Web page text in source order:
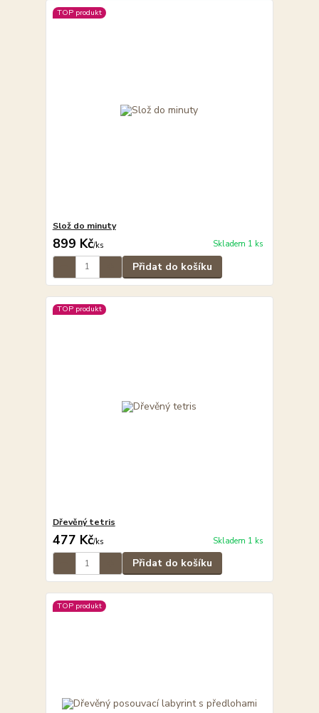
TOP produkt
Slož do minuty
899 Kč/ks Skladem 1 ks
Přidat do košíku
TOP produkt
Dřevěný tetris
477 Kč/ks Skladem 1 ks
Přidat do košíku
TOP produkt